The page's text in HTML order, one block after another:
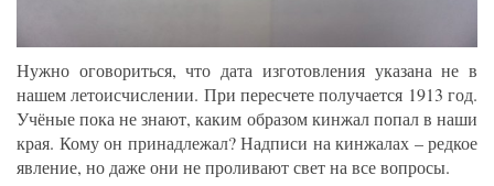
Нужно оговориться, что дата изготовления указана не в
нашем летоисчислении. При пересчете получается 1913 год.
Учёные пока не знают, каким образом кинжал попал в наши
края. Кому он принадлежал? Надписи на кинжалах – редкое
явление, но даже они не проливают свет на все вопросы.